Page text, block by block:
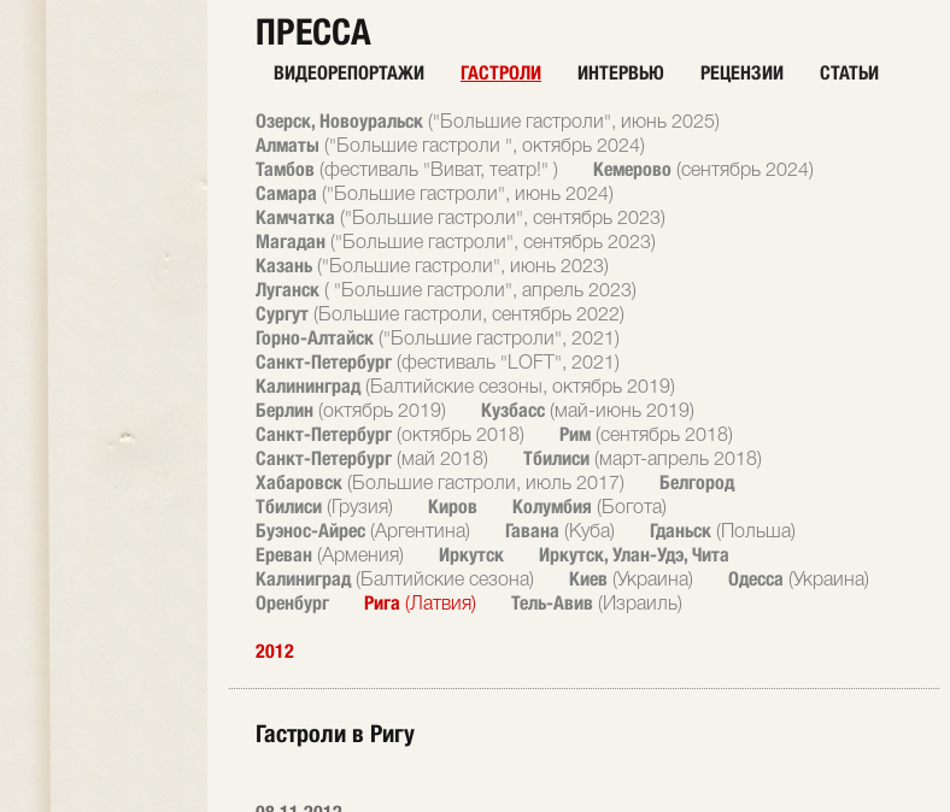
ПРЕССА
ВИДЕОРЕПОРТАЖИ ГАСТРОЛИ ИНТЕРВЬЮ РЕЦЕНЗИИ СТАТЬИ
Озерск, Новоуральск ("Большие гастроли", июнь 2025)
Алматы ("Большие гастроли ", октябрь 2024)
Тамбов (фестиваль "Виват, театр!" ) Кемерово (сентябрь 2024)
Самара ("Большие гастроли", июнь 2024)
Камчатка ("Большие гастроли", сентябрь 2023)
Магадан ("Большие гастроли", сентябрь 2023)
Казань ("Большие гастроли", июнь 2023)
Луганск ( "Большие гастроли", апрель 2023)
Сургут (Большие гастроли, сентябрь 2022)
Горно-Алтайск ("Большие гастроли", 2021)
Санкт-Петербург (фестиваль "LOFT", 2021)
Калининград (Балтийские сезоны, октябрь 2019)
Берлин (октябрь 2019) Кузбасс (май-июнь 2019)
Санкт-Петербург (октябрь 2018) Рим (сентябрь 2018)
Санкт-Петербург (май 2018) Тбилиси (март-апрель 2018)
Хабаровск (Большие гастроли, июль 2017)
Белгород
Тбилиси (Грузия) Киров Колумбия (Богота)
Буэнос-Айрес (Аргентина) Гавана (Куба) Гданьск (Польша)
Ереван (Армения) Иркутск
Иркутск, Улан-Удэ, Чита
Калиниград (Балтийские сезона) Киев (Украина) Одесса (Украина)
Оренбург Рига (Латвия) Тель-Авив (Израиль)
2012
Гастроли в Ригу